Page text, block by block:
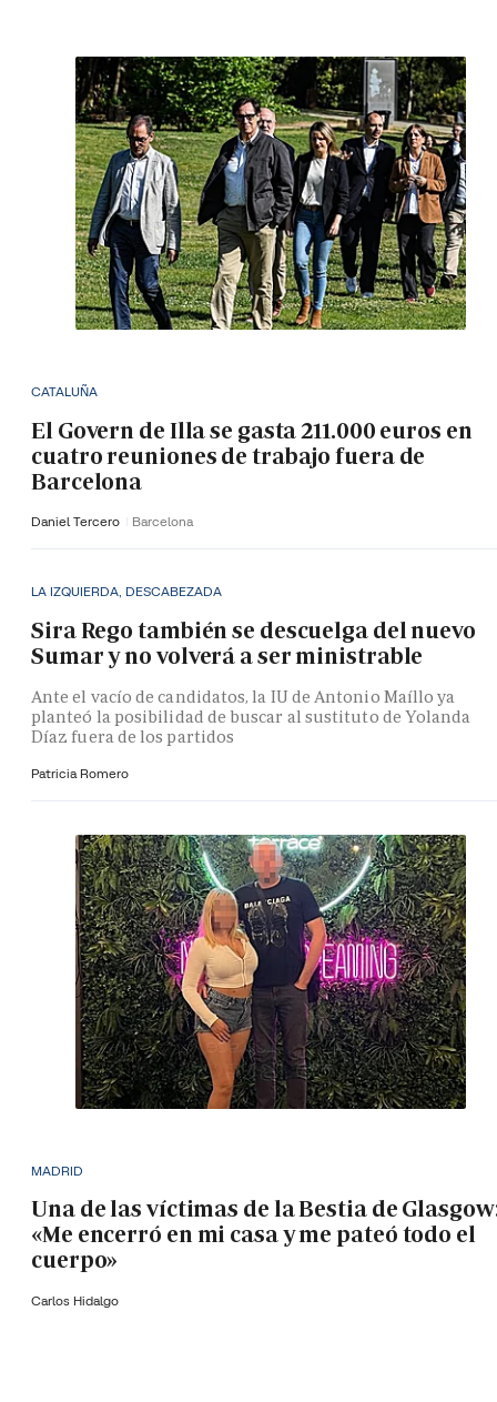
CATALUÑA
El Govern de Illa se gasta 211.000 euros en
cuatro reuniones de trabajo fuera de
Barcelona
Daniel Tercero Barcelona
LA IZQUIERDA, DESCABEZADA
Sira Rego también se descuelga del nuevo
Sumar y no volverá a ser ministrable
Ante el vacío de candidatos, la IU de Antonio Maíllo ya
planteó la posibilidad de buscar al sustituto de Yolanda
Díaz fuera de los partidos
Patricia Romero
MADRID
Una de las víctimas de la Bestia de
«Me encerró en mi casa y me pateó todo el
cuerpo»
Carlos Hidalgo